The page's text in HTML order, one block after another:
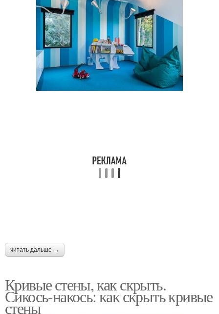
читать дальше →
Кривые стены, как скрыть.
Сикось-накось: как скрыть кривые
стены